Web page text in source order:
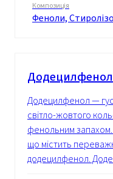
Композиція
Феноли,
Додецилфенол
Додецилфенол —
світло-жовтого
фенольним запахом.
що містить
додецилфенол.